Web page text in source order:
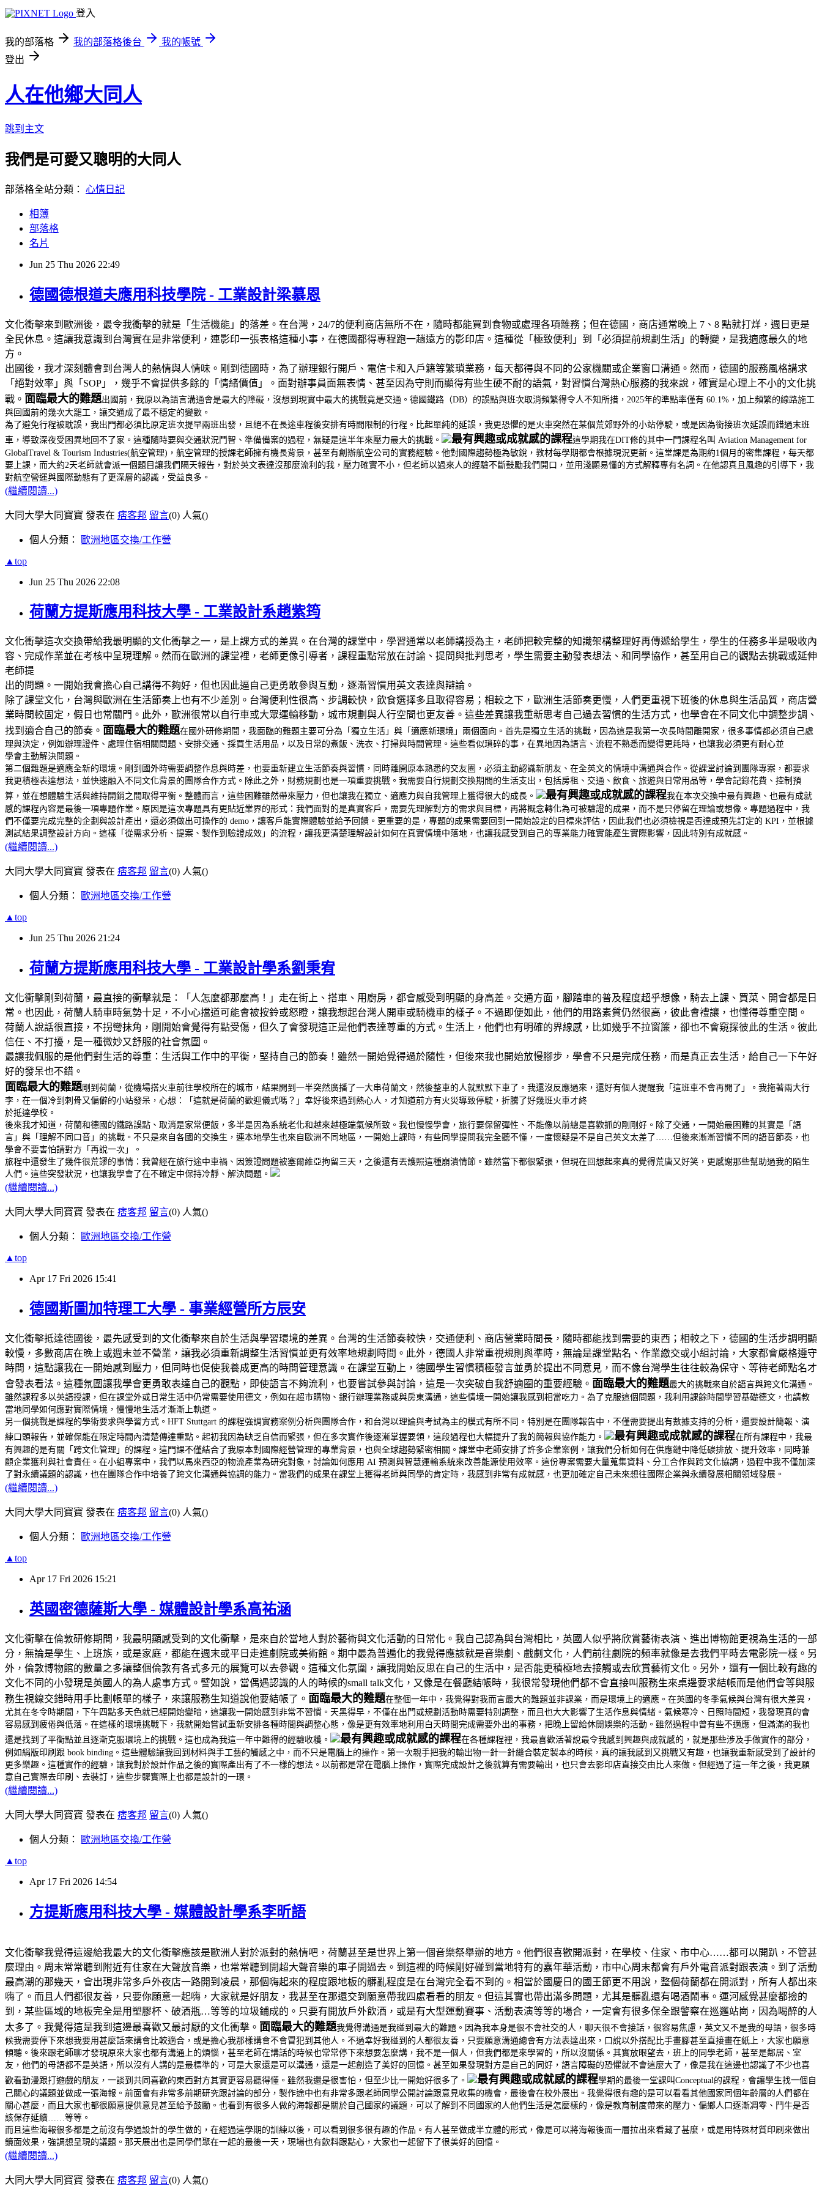
登入
我的部落格 我的部落格後台
我的帳號
登出
人在他鄉大同人
跳到主文
我們是可愛又聰明的大同人
部落格全站分類： 心情日記
相簿
部落格
名片
Jun 25 Thu 2026 22:49
德國德根道夫應用科技學院 - 工業設計梁慕恩
文化衝擊來到歐洲後，最令我衝擊的就是「生活機能」的落差。在台灣，24/7的便利商店無所不在，隨時都能買到食物或處理各項雜務；但在德國，商店通常晚上 7、8 點就打烊，週日更是
全民休息。這讓我意識到台灣實在是非常便利，連影印一張表格這種小事，在德國都得專程跑一趟遠方的影印店。這種從「極致便利」到「必須提前規劃生活」的轉變，是我適應最久的地
方。
出國後，我才深刻體會到台灣人的熱情與人情味。剛到德國時，為了辦理銀行開戶、電信卡和入戶籍等繁瑣業務，每天都得與不同的公家機關或企業窗口溝通。然而，德國的服務風格講求
「絕對效率」與「SOP」，幾乎不會提供多餘的「情緒價值」。面對辦事員面無表情、甚至因為守則而顯得有些生硬不耐的語氣，對習慣台灣熱心服務的我來說，確實是心理上不小的文化挑
戰。 面臨最大的難題出國前，我原以為語言溝通會是最大的障礙，沒想到現實中最大的挑戰竟是交通。德國鐵路（DB）的誤點與班次取消頻繁得令人不知所措，2025年的準點率僅有 60.1%，加上頻繁的線路施工
與回國前的幾次大罷工，讓交通成了最不穩定的變數。
為了避免行程被耽誤，我出門都必須比原定班次提早兩班出發，且絕不在長途車程後安排有時間限制的行程。比起單純的延誤，我更恐懼的是火車突然在某個荒郊野外的小站停駛，或是因為銜接班次延誤而錯過末班
車，導致深夜受困異地回不了家。這種隨時要與交通狀況鬥智、準備備案的過程，無疑是這半年來壓力最大的挑戰。
最有興趣或成就感的課程這學期我在DIT修的其中一門課程名叫 Aviation Management for
GlobalTravel & Tourism Industries(航空管理)，航空管理的授課老師擁有機長背景，甚至有創辦航空公司的實務經驗。他對國際趨勢極為敏銳，教材每學期都會根據現況更新。這堂課是為期約1個月的密集課程，每天都
要上課，而大約2天老師就會派一個題目讓我們隔天報告，對於英文表達沒那麼流利的我，壓力確實不小，但老師以過來人的經驗不斷鼓勵我們開口，並用淺顯易懂的方式解釋專有名詞。在他認真且風趣的引導下，我
對航空營運與國際動態有了更深層的認識，受益良多。
(繼續閱讀...)
大同大學大同寶寶 發表在 痞客邦 留言(0) 人氣()
個人分類： 歐洲地區交換/工作營
▲top
Jun 25 Thu 2026 22:08
荷蘭方提斯應用科技大學 - 工業設計系趙紫筠
文化衝擊這次交換帶給我最明顯的文化衝擊之一，是上課方式的差異。在台灣的課堂中，學習通常以老師講授為主，老師把較完整的知識架構整理好再傳遞給學生，學生的任務多半是吸收內
容、完成作業並在考核中呈現理解。然而在歐洲的課堂裡，老師更像引導者，課程重點常放在討論、提問與批判思考，學生需要主動發表想法、和同學協作，甚至用自己的觀點去挑戰或延伸
老師提
出的問題。一開始我會擔心自己講得不夠好，但也因此逼自己更勇敢參與互動，逐漸習慣用英文表達與辯論。
除了課堂文化，台灣與歐洲在生活節奏上也有不少差別。台灣便利性很高、步調較快，飲食選擇多且取得容易；相較之下，歐洲生活節奏更慢，人們更重視下班後的休息與生活品質，商店營
業時間較固定，假日也常關門。此外，歐洲很常以自行車或大眾運輸移動，城市規劃與人行空間也更友善。這些差異讓我重新思考自己過去習慣的生活方式，也學會在不同文化中調整步調、
找到適合自己的節奏。 面臨最大的難題在國外研修期間，我面臨的難題主要可分為「獨立生活」與「適應新環境」兩個面向。首先是獨立生活的挑戰，因為這是我第一次長時間離開家，很多事情都必須自己處
理與決定，例如辦理證件、處理住宿相關問題、安排交通、採買生活用品，以及日常的煮飯、洗衣、打掃與時間管理。這些看似瑣碎的事，在異地因為語言、流程不熟悉而變得更耗時，也讓我必須更有耐心並
學會主動解決問題。
第二個難題是適應全新的環境。剛到國外時需要調整作息與時差，也要重新建立生活節奏與習慣，同時離開原本熟悉的交友圈，必須主動認識新朋友、在全英文的情境中溝通與合作。從課堂討論到團隊專案，都要求
我更積極表達想法，並快速融入不同文化背景的團隊合作方式。除此之外，財務規劃也是一項重要挑戰。我需要自行規劃交換期間的生活支出，包括房租、交通、飲食、旅遊與日常用品等，學會記錄花費、控制預
算，並在想體驗生活與維持開銷之間取得平衡。整體而言，這些困難雖然帶來壓力，但也讓我在獨立、適應力與自我管理上獲得很大的成長。
最有興趣或成就感的課程我在本次交換中最有興趣、也最有成就
感的課程內容是最後一項專題作業。原因是這次專題具有更貼近業界的形式：我們面對的是真實客戶，需要先理解對方的需求與目標，再將概念轉化為可被驗證的成果，而不是只停留在理論或想像。專題過程中，我
們不僅要完成完整的企劃與設計產出，還必須做出可操作的 demo，讓客戶能實際體驗並給予回饋。更重要的是，專題的成果需要回到一開始設定的目標來評估，因此我們也必須檢視是否達成預先訂定的 KPI，並根據
測試結果調整設計方向。這樣「從需求分析、提案、製作到驗證成效」的流程，讓我更清楚理解設計如何在真實情境中落地，也讓我感受到自己的專業能力確實能產生實際影響，因此特別有成就感。
(繼續閱讀...)
大同大學大同寶寶 發表在 痞客邦 留言(0) 人氣()
個人分類： 歐洲地區交換/工作營
▲top
Jun 25 Thu 2026 21:24
荷蘭方提斯應用科技大學 - 工業設計學系劉秉宥
文化衝擊剛到荷蘭，最直接的衝擊就是：「人怎麼都那麼高！」走在街上、搭車、用廚房，都會感受到明顯的身高差。交通方面，腳踏車的普及程度超乎想像，騎去上課、買菜、開會都是日
常。也因此，荷蘭人騎車時氣勢十足，不小心擋道可能會被按鈴或怒瞪，讓我想起台灣人開車或騎機車的樣子。不過即便如此，他們的用路素質仍然很高，彼此會禮讓，也懂得尊重空間。
荷蘭人說話很直接，不拐彎抹角，剛開始會覺得有點受傷，但久了會發現這正是他們表達尊重的方式。生活上，他們也有明確的界線感，比如幾乎不拉窗簾，卻也不會窺探彼此的生活。彼此
信任、不打擾，是一種微妙又舒服的社會氛圍。
最讓我佩服的是他們對生活的尊重：生活與工作中的平衡，堅持自己的節奏！雖然一開始覺得過於隨性，但後來我也開始放慢腳步，學會不只是完成任務，而是真正去生活，給自己一下午好
好的發呆也不錯。
面臨最大的難題剛到荷蘭，從機場搭火車前往學校所在的城市，結果開到一半突然廣播了一大串荷蘭文，然後整車的人就默默下車了。我還沒反應過來，還好有個人提醒我「這班車不會再開了」。我拖著兩大行
李，在一個冷到刺骨又偏僻的小站發呆，心想：「這就是荷蘭的歡迎儀式嗎？」幸好後來遇到熱心人，才知道前方有火災導致停駛，折騰了好幾班火車才終
於抵達學校。
後來我才知道，荷蘭和德國的鐵路誤點、取消是家常便飯，多半是因為系統老化和越來越極端氣候所致。我也慢慢學會，旅行要保留彈性、不能像以前總是喜歡抓的剛剛好。除了交通，一開始最困難的其實是「語
言」與「理解不同口音」的挑戰。不只是來自各國的交換生，連本地學生也來自歐洲不同地區，一開始上課時，有些同學提問我完全聽不懂，一度懷疑是不是自己英文太差了……但後來漸漸習慣不同的語音節奏，也
學會不要害怕請對方「再說一次」。
旅程中還發生了幾件很荒謬的事情：我曾經在旅行途中車禍、因簽證問題被塞爾維亞拘留三天，之後還有丟護照這種崩潰情節。雖然當下都很緊張，但現在回想起來真的覺得荒唐又好笑，更感謝那些幫助過我的陌生
人們。這些突發狀況，也讓我學會了在不確定中保持冷靜、解決問題。
(繼續閱讀...)
大同大學大同寶寶 發表在 痞客邦 留言(0) 人氣()
個人分類： 歐洲地區交換/工作營
▲top
Apr 17 Fri 2026 15:41
德國斯圖加特理工大學 - 事業經營所方辰安
文化衝擊抵達德國後，最先感受到的文化衝擊來自於生活與學習環境的差異。台灣的生活節奏較快，交通便利、商店營業時間長，隨時都能找到需要的東西；相較之下，德國的生活步調明顯
較慢，多數商店在晚上或週末並不營業，讓我必須重新調整生活習慣並更有效率地規劃時間。此外，德國人非常重視規則與準時，無論是課堂點名、作業繳交或小組討論，大家都會嚴格遵守
時間，這點讓我在一開始感到壓力，但同時也促使我養成更高的時間管理意識。在課堂互動上，德國學生習慣積極發言並勇於提出不同意見，而不像台灣學生往往較為保守、等待老師點名才
會發表看法。這種氛圍讓我學會更勇敢表達自己的觀點，即使語言不夠流利，也要嘗試參與討論，這是一次突破自我舒適圈的重要經驗。 面臨最大的難題最大的挑戰來自於語言與跨文化溝通。
雖然課程多以英語授課，但在課堂外或日常生活中仍常需要使用德文，例如在超市購物、銀行辦理業務或與房東溝通，這些情境一開始讓我感到相當吃力。為了克服這個問題，我利用課餘時間學習基礎德文，也請教
當地同學如何應對實際情境，慢慢地生活才漸漸上軌道。
另一個挑戰是課程的學術要求與學習方式。HFT Stuttgart 的課程強調實務案例分析與團隊合作，和台灣以理論與考試為主的模式有所不同。特別是在團隊報告中，不僅需要提出有數據支持的分析，還要設計簡報、演
練口頭報告，並確保能在限定時間內清楚傳達重點。起初我因為缺乏自信而緊張，但在多次實作後逐漸掌握要領，這段過程也大幅提升了我的簡報與協作能力。
最有興趣或成就感的課程在所有課程中，我最
有興趣的是有關「跨文化管理」的課程。這門課不僅結合了我原本對國際經營管理的專業背景，也與全球趨勢緊密相關。課堂中老師安排了許多企業案例，讓我們分析如何在供應鏈中降低碳排放、提升效率，同時兼
顧企業獲利與社會責任。在小組專案中，我們以馬來西亞的物流產業為研究對象，討論如何應用 AI 預測與智慧運輸系統來改善能源使用效率。這份專案需要大量蒐集資料、分工合作與跨文化協調，過程中我不僅加深
了對永續議題的認識，也在團隊合作中培養了跨文化溝通與協調的能力。當我們的成果在課堂上獲得老師與同學的肯定時，我感到非常有成就感，也更加確定自己未來想往國際企業與永續發展相關領域發展。
(繼續閱讀...)
大同大學大同寶寶 發表在 痞客邦 留言(0) 人氣()
個人分類： 歐洲地區交換/工作營
▲top
Apr 17 Fri 2026 15:21
英國密德薩斯大學 - 媒體設計學系高祐涵
文化衝擊在倫敦研修期間，我最明顯感受到的文化衝擊，是來自於當地人對於藝術與文化活動的日常化。我自己認為與台灣相比，英國人似乎將欣賞藝術表演、進出博物館更視為生活的一部
分，無論是學生、上班族，或是家庭，都能在週末或平日走進劇院或美術館。期中最為普遍化的我覺得應該就是音樂劇、戲劇文化，人們前往劇院的頻率就像是去我們平時去電影院一樣。另
外，倫敦博物館的數量之多讓整個倫敦有各式多元的展覽可以去參觀。這種文化氛圍，讓我開始反思在自己的生活中，是否能更積極地去接觸或去欣賞藝術文化。另外，還有一個比較有趣的
文化不同的小發現是英國人的為人處事方式。譬如說，當偶遇認識的人的時候的small talk文化，又像是在餐廳結帳時，我很常發現他們都不會直接叫服務生來桌邊要求結帳而是他們會等與服
務生視線交錯時用手比劃帳單的樣子，來讓服務生知道說他要結帳了。 面臨最大的難題在整個一年中，我覺得對我而言最大的難題並非課業，而是環境上的適應。在英國的冬季氣候與台灣有很大差異，
尤其在冬令時期間，下午四點多天色就已經開始變暗，這讓我一開始感到非常不習慣。天黑得早，不僅在出門或規劃活動時需要特別調整，而且也大大影響了生活作息與情緒。氣候寒冷、日照時間短，我發現真的會
容易感到疲倦與低落。在這樣的環境挑戰下，我就開始嘗試重新安排各種時間與調整心態，像是更有效率地利用白天時間完成需要外出的事務，把晚上留給休閒娛樂的活動。雖然過程中曾有些不適應，但滿滿的我也
還是找到了平衡點並且逐漸克服環境上的挑戰。這也成為我這一年中難得的經驗收穫。
最有興趣或成就感的課程在各種課程裡，我最喜歡活著說最令我感到興趣與成就感的，就是那些涉及手做實作的部分，
例如絹版印刷跟 book binding。這些體驗讓我回到材料與手工藝的觸感之中，而不只是電腦上的操作。第一次親手把我的輸出物一針一針縫合裝定製本的時候，真的讓我感到又挑戰又有趣，也讓我重新感受到了設計的
更多樂趣。這種實作的經驗，讓我對於設計作品之後的實際產出有了不一樣的想法。以前都是常在電腦上操作，實際完成設計之後就算有需要輸出，也只會去影印店直接交由比人來做。但經過了這一年之後，我更願
意自己實際去印刷、去裝訂，這些步驟實際上也都是設計的一環。
(繼續閱讀...)
大同大學大同寶寶 發表在 痞客邦 留言(0) 人氣()
個人分類： 歐洲地區交換/工作營
▲top
Apr 17 Fri 2026 14:54
方提斯應用科技大學 - 媒體設計學系李昕語
文化衝擊我覺得這邊給我最大的文化衝擊應該是歐洲人對於派對的熱情吧，荷蘭甚至是世界上第一個音樂祭舉辦的地方。他們很喜歡開派對，在學校、住家、市中心……都可以開趴，不管甚
麼理由。周末常常聽到附近有住家在大聲放音樂，也常常聽到開超大聲音樂的車子開過去。到這裡的時候剛好碰到當地特有的嘉年華活動，市中心周末都會有戶外電音派對跟表演。到了活動
最高潮的那幾天，會出現非常多戶外夜店一路開到凌晨，那個嗨起來的程度跟地板的髒亂程度是在台灣完全看不到的。相當於國慶日的國王節更不用說，整個荷蘭都在開派對，所有人都出來
嗨了。而且人們都很友善，只要你願意一起嗨，大家就是好朋友，我甚至在那還交到願意帶我四處看看的朋友。但這其實也帶出滿多問題，尤其是髒亂還有喝酒鬧事。運河感覺甚麼都撿的
到，某些區域的地板完全是用塑膠杯、破酒瓶…等等的垃圾鋪成的。只要有開放戶外飲酒，或是有大型運動賽事、活動表演等等的場合，一定會有很多保全跟警察在巡邏站崗，因為喝醉的人
太多了。我覺得這是我到這邊最喜歡又最討厭的文化衝擊。 面臨最大的難題我覺得溝通是我碰到最大的難題。因為我本身是很不會社交的人，聊天很不會接話，很容易焦慮，英文又不是我的母語，很多時
候我需要停下來想我要用甚麼話來講會比較適合，或是擔心我那樣講會不會冒犯到其他人。不過幸好我碰到的人都很友善，只要願意溝通總會有方法表達出來，口說以外搭配比手畫腳甚至直接畫在紙上，大家也願意
傾聽。後來跟老師聊才發現原來大家也都有溝通上的煩惱，甚至老師在講話的時候也常常停下來想要怎麼講，我不是一個人，但我們都是來學習的，所以沒關係。其實放眼望去，班上的同學老師，甚至是鄰居、室
友，他們的母語都不是英語，所以沒有人講的是最標準的，可是大家還是可以溝通，還是一起創造了美好的回憶。甚至如果發現對方是自己的同好，語言障礙的恐懼就不會這麼大了，像是我在這邊也認識了不少也喜
歡看動漫跟打遊戲的朋友，一談到共同喜歡的東西對方其實更容易聽得懂。雖然我還是很害怕，但至少比一開始好很多了。
最有興趣或成就感的課程學期的最後一堂課叫Conceptual的課程，會讓學生找一個自
己關心的議題並做成一張海報。前面會有非常多前期研究跟討論的部分，製作途中也有非常多跟老師同學公開討論跟意見收集的機會，最後會在校外展出。我覺得很有趣的是可以看看其他國家同個年齡層的人們都在
關心甚麼，而且大家也都很願意提供意見甚至給予鼓勵。也看到有很多人做的海報都是關於自己國家的議題，可以了解到不同國家的人他們生活是怎麼樣的，像是教育制度帶來的壓力、偏鄉人口逐漸凋零、鬥牛是否
該保存延續……等等。
而且這些海報很多都是之前沒有學過設計的學生做的，在經過這學期的訓練以後，可以看到很多很有趣的作品。有人甚至做成半立體的形式，像是可以將海報後面一層拉出來看藏了甚麼，或是用特殊材質印刷來做出
鏡面效果，強調想呈現的議題。那天展出也是同學們聚在一起的最後一天，現場也有飲料跟點心，大家也一起留下了很美好的回憶。
(繼續閱讀...)
大同大學大同寶寶 發表在 痞客邦 留言(0) 人氣()